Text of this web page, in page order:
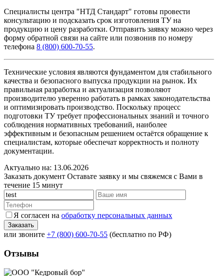
Специалисты центра "НТД Стандарт" готовы провести
консультацию и подсказать срок изготовления ТУ на
продукцию и цену разработки. Отправить заявку можно через
форму обратной связи на сайте или позвонив по номеру
телефона 8 (800) 600-70-55.
Технические условия являются фундаментом для стабильного
качества и безопасного выпуска продукции на рынок. Их
правильная разработка и актуализация позволяют
производителю уверенно работать в рамках законодательства
и оптимизировать производство. Поскольку процесс
подготовки ТУ требует профессиональных знаний и точного
соблюдения нормативных требований, наиболее
эффективным и безопасным решением остаётся обращение к
специалистам, которые обеспечат корректность и полноту
документации.
Актуально на: 13.06.2026
Заказать документ Оставьте заявку и мы свяжемся с Вами в
течение 15 минут
Я согласен на обработку персональных данных
или звоните +7 (800) 600-70-55 (бесплатно по РФ)
Отзывы